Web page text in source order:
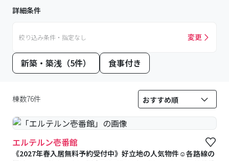
詳細条件
絞り込み条件・指定なし 変更
新築・築浅（5件） 食事付き
棟数76件
エルテルン壱番館
《2027年春入居無料予約受付中》好立地の人気物件☺各路線の